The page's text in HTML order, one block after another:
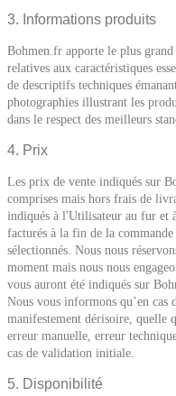
3. Informations produits
Bohmen.fr apporte le plus
relatives aux caractéristiques
de descriptifs techniques
photographies illustrant les
dans le respect des meilleurs
4. Prix
Les prix de vente indiqués sur
comprises mais hors frais de
indiqués à l'Utilisateur au fur et
facturés à la fin de la
sélectionnés. Nous nous
moment mais nous nous
vous auront été indiqués sur
Nous vous informons qu’en cas
manifestement dérisoire, quelle
erreur manuelle, erreur
cas de validation initiale.
5. Disponibilité